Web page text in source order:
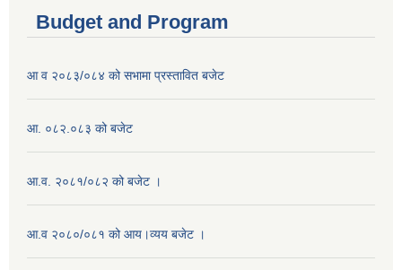
Budget and Program
आ व २०८३/०८४ को सभामा प्रस्तावित बजेट
आ. ०८२.०८३ को बजेट
आ.व. २०८१/०८२ को बजेट ।
आ.व २०८०/०८१ को आय।व्यय बजेट ।